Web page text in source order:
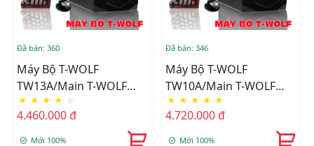
Đã bán: 360
Máy Bộ T-WOLF
TW13A/Main T-WOLF
H610/CPU Intel
G7400/Ram DDR4
8GB/3200/SSD T-WOLF
★ ★ ★ ★ ☆
4.460.000 đ
Mới 100%
Đã bán: 346
Máy Bộ T-WOLF
TW10A/Main T-WOLF
H310/CPU Intel Core I5-
8500/Ram DDR4
8GB/3200/SSD T-WOLF
★ ★ ★ ★ ★
4.720.000 đ
Mới 100%